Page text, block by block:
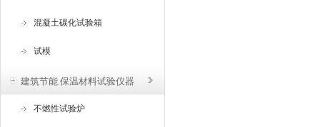
混凝土碳化试验箱
试模
建筑节能.保温材料试验仪器
不燃性试验炉